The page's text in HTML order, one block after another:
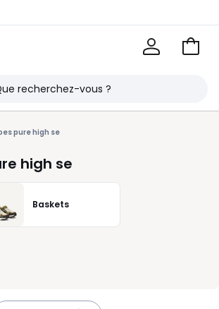
Voir
pure high se
high se
Baskets